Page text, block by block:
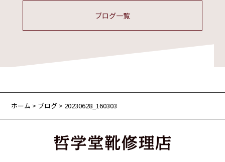
ブログ一覧
ホーム > ブログ > 20230628_160303